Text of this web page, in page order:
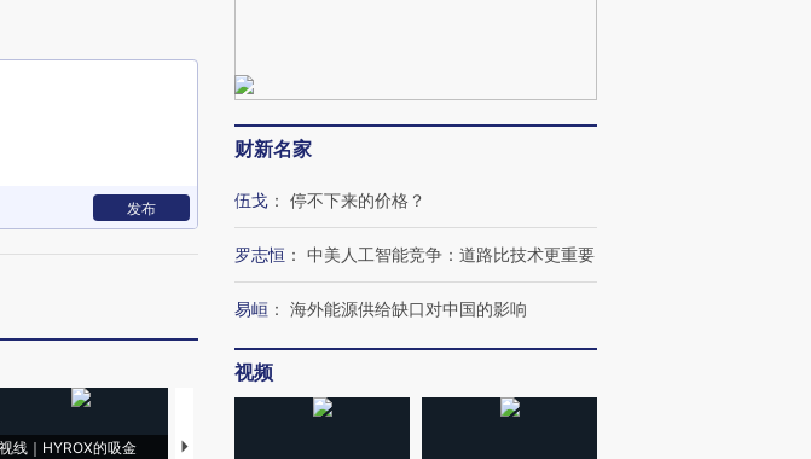
发布
视线｜HYROX的吸金
马航飞行员跨国走私7万
财新名家
伍戈 ： 停不下来的价格？
罗志恒 ： 中美人工智能竞争：道路比技术更重要
易峘 ： 海外能源供给缺口对中国的影响
视频